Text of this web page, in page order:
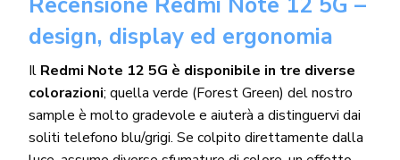
design, display ed ergonomia
Il Redmi Note 12 5G è disponibile in tre diverse
colorazioni; quella verde (Forest Green) del nostro
sample è molto gradevole e aiuterà a distinguervi dai
soliti telefono blu/grigi. Se colpito direttamente dalla